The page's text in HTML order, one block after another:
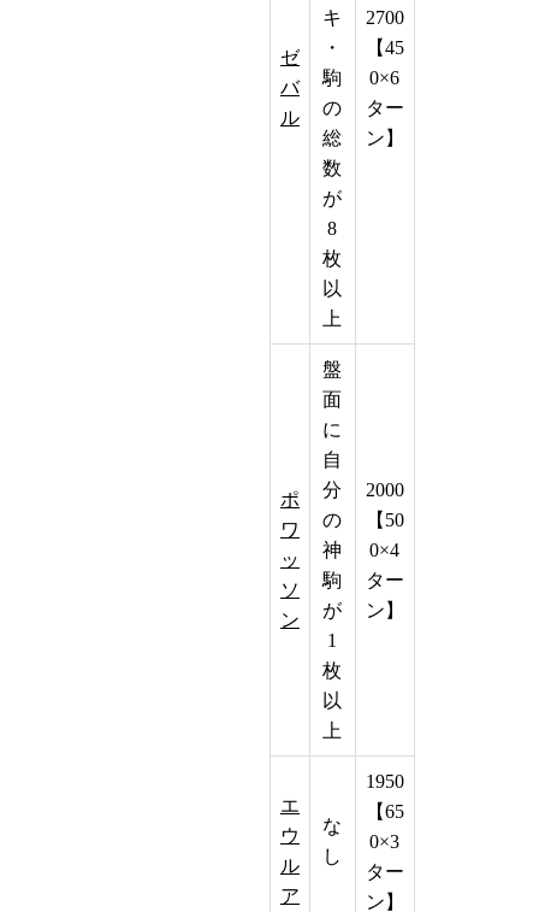
ゼ
バ
ル
キ
・
駒
の
総
数
が
8
枚
以
上
2700
【45
0×6
ター
ン】
ポ
ワ
ッ
ソ
ン
盤
面
に
自
分
の
神
駒
が
1
枚
以
上
2000
【50
0×4
ター
ン】
エ
ウ
ル
ア
な
し
1950
【65
0×3
ター
ン】